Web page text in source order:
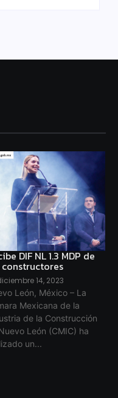
DIF NL 1.3 MDP de
14, 2023
León, México – La
Mexicana de la
de la Construcción
León (CMIC) ha
un...